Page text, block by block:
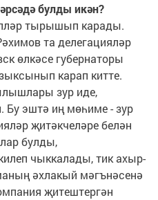
булды икән?
тырышып карады.
та делегацияләр
өлкәсе губернаторы
карап китте.
зур иде,
Бу эштә иң мөһиме - зур
җитәкчеләре белән
булды,
чыккалады, тик ахыр­
әхлакый мәгънәсенә
җитештергән